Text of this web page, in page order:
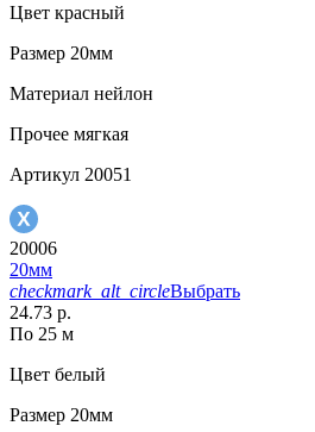
Цвет красный
Размер 20мм
Материал нейлон
Прочее мягкая
Артикул 20051
20006
20мм
checkmark_alt_circleВыбрать
24.73 р.
По 25 м
Цвет белый
Размер 20мм